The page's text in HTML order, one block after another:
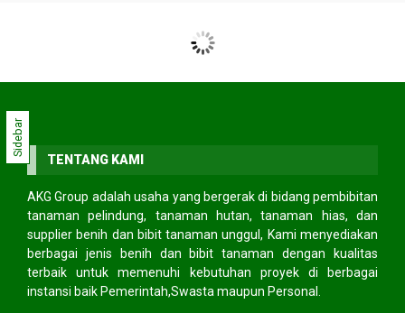
Sidebar
TENTANG KAMI
AKG Group adalah usaha yang bergerak di bidang pembibitan
tanaman pelindung, tanaman hutan, tanaman hias, dan
supplier benih dan bibit tanaman unggul, Kami menyediakan
berbagai jenis benih dan bibit tanaman dengan kualitas
terbaik untuk memenuhi kebutuhan proyek di berbagai
instansi baik Pemerintah,Swasta maupun Personal.